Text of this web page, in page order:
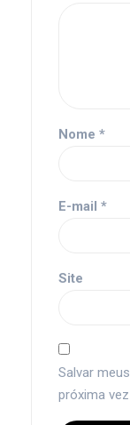
Nome *
E-mail *
Site
Salvar
próxima